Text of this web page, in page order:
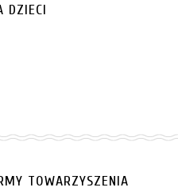
DZIECI
TOWARZYSZENIA